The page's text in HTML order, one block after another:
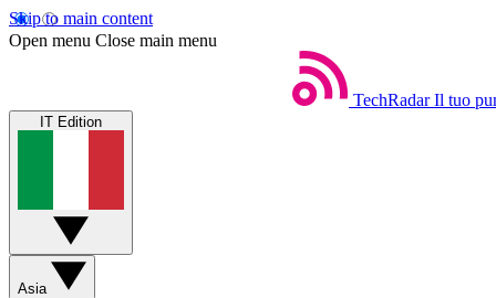
Skip to main content
Open menu Close main menu
TechRadar Il tuo
IT Edition
Asia